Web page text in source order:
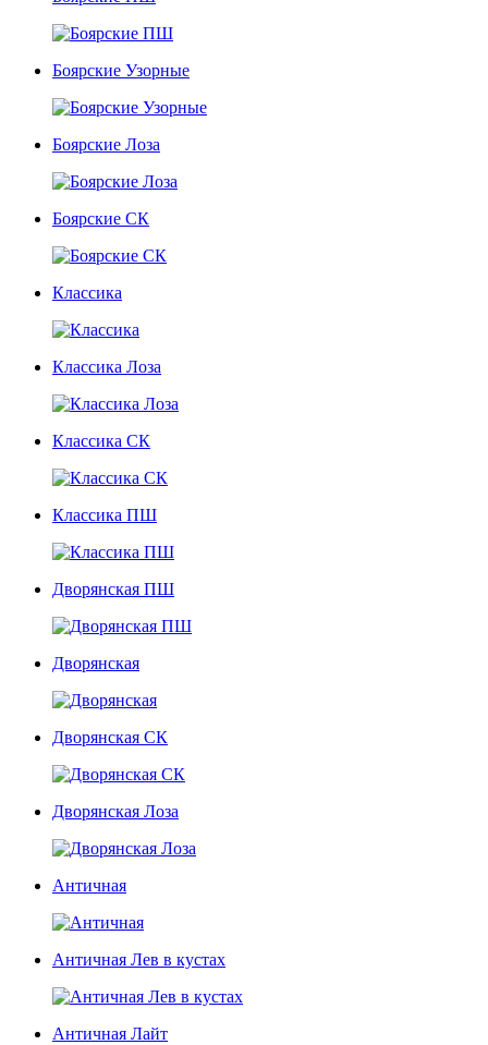
Боярские Узорные
Боярские Лоза
Боярские СК
Классика
Классика Лоза
Классика СК
Классика ПШ
Дворянская ПШ
Дворянская
Дворянская СК
Дворянская Лоза
Античная
Античная Лев в кустах
Античная Лайт